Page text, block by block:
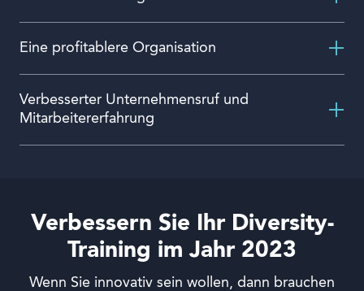
Eine profitablere Organisation
Verbesserter Unternehmensruf und
Mitarbeitererfahrung
Verbessern Sie Ihr Diversity-
Training im Jahr 2023
Wenn Sie innovativ sein wollen, dann brauchen